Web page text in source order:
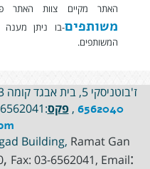
האתר מקיים צוות האתר
משותפים-בו ניתן מענה
המשותפים.
ז'בוטניסקי 5, בית אבגד קומה 13, רמת- גן 525200,
6562040
, פקס:03-6562041,
Ramat Gan
,Fax: 03-6562041, Email: